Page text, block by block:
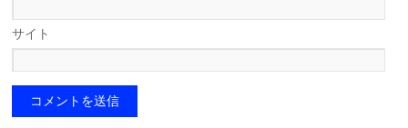
サイト